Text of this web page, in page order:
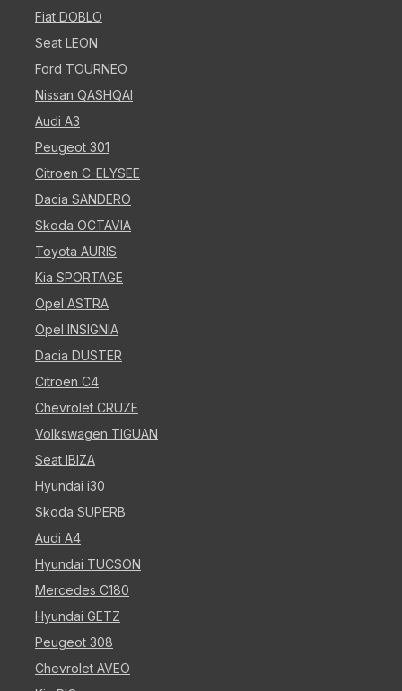
Fiat DOBLO
Seat LEON
Ford TOURNEO
Nissan QASHQAI
Audi A3
Peugeot 301
Citroen C-ELYSEE
Dacia SANDERO
Skoda OCTAVIA
Toyota AURIS
Kia SPORTAGE
Opel ASTRA
Opel INSIGNIA
Dacia DUSTER
Citroen C4
Chevrolet CRUZE
Volkswagen TIGUAN
Seat IBIZA
Hyundai i30
Skoda SUPERB
Audi A4
Hyundai TUCSON
Mercedes C180
Hyundai GETZ
Peugeot 308
Chevrolet AVEO